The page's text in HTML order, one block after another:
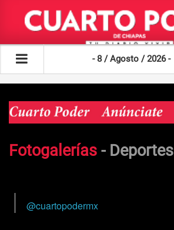
- 8 / Agosto / 2026 -
Fotogalerías - Deportes
@cuartopodermx